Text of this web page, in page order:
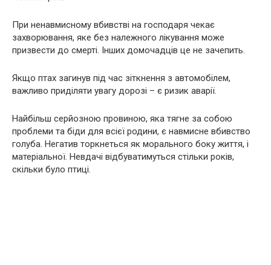
При ненавмисному вбивстві на господаря чекає
захворювання, яке без належного лікування може
призвести до смерті. Інших домочадців це не зачепить.
Якщо птах загинув під час зіткнення з автомобілем,
важливо приділяти увагу дорозі – є ризик аварії.
Найбільш серйозною провиною, яка тягне за собою
проблеми та біди для всієї родини, є навмисне вбивство
голуба. Негатив торкнеться як морального боку життя, і
матеріальної. Невдачі відбуватимуться стільки років,
скільки було птиці.